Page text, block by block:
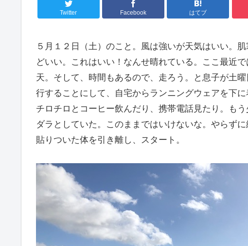
Twitter Facebook はてブ
５月１２日（土）のこと。風は強いが天気はいい。
どいい。これはいい！なんせ晴れている。ここ最近
天。そして、時間もあるので、走ろう。と息子が土
行することにして、自宅からランニングウェアを下
チロチロとコーヒー飲んだり、携帯電話見たり。も
ダラとしていた。このままではいけないな。やらず
貼りついた体を引き離し、スタート。